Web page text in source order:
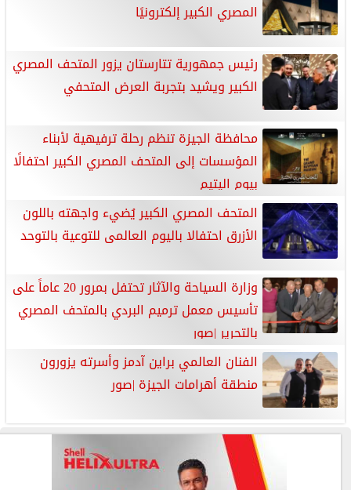
المصري الكبير إلكترونيًا
رئيس جمهورية تتارستان يزور المتحف المصري
الكبير ويشيد بتجربة العرض المتحفي
محافظة الجيزة تنظم رحلة ترفيهية لأبناء
المؤسسات إلى المتحف المصري الكبير احتفالًا
بيوم اليتيم
المتحف المصري الكبير يُضيء واجهته باللون
الأزرق احتفالا باليوم العالمى للتوعية بالتوحد
وزارة السياحة والآثار تحتفل بمرور 20 عاماً على
تأسيس معمل ترميم البردي بالمتحف المصري
بالتحرير |صور
الفنان العالمي براين آدمز وأسرته يزورون
منطقة أهرامات الجيزة |صور